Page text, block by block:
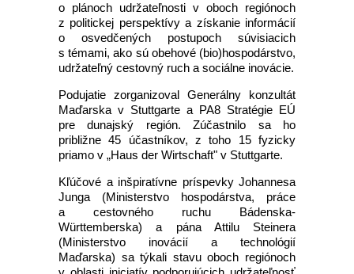
o plánoch udržateľnosti v oboch regiónoch
z politickej perspektívy a získanie informácií
o osvedčených postupoch súvisiacich
s témami, ako sú obehové (bio)hospodárstvo,
udržateľný cestovný ruch a sociálne inovácie.
Podujatie zorganizoval Generálny konzultát
Maďarska v Stuttgarte a PA8 Stratégie EÚ
pre dunajský región. Zúčastnilo sa ho
približne 45 účastníkov, z toho 15 fyzicky
priamo v „Haus der Wirtschaft" v Stuttgarte.
Kľúčové a inšpiratívne príspevky Johannesa
Junga (Ministerstvo hospodárstva, práce
a cestovného ruchu Bádenska-
Württemberska) a pána Attilu Steinera
(Ministerstvo inovácií a technológií
Maďarska) sa týkali stavu oboch regiónoch